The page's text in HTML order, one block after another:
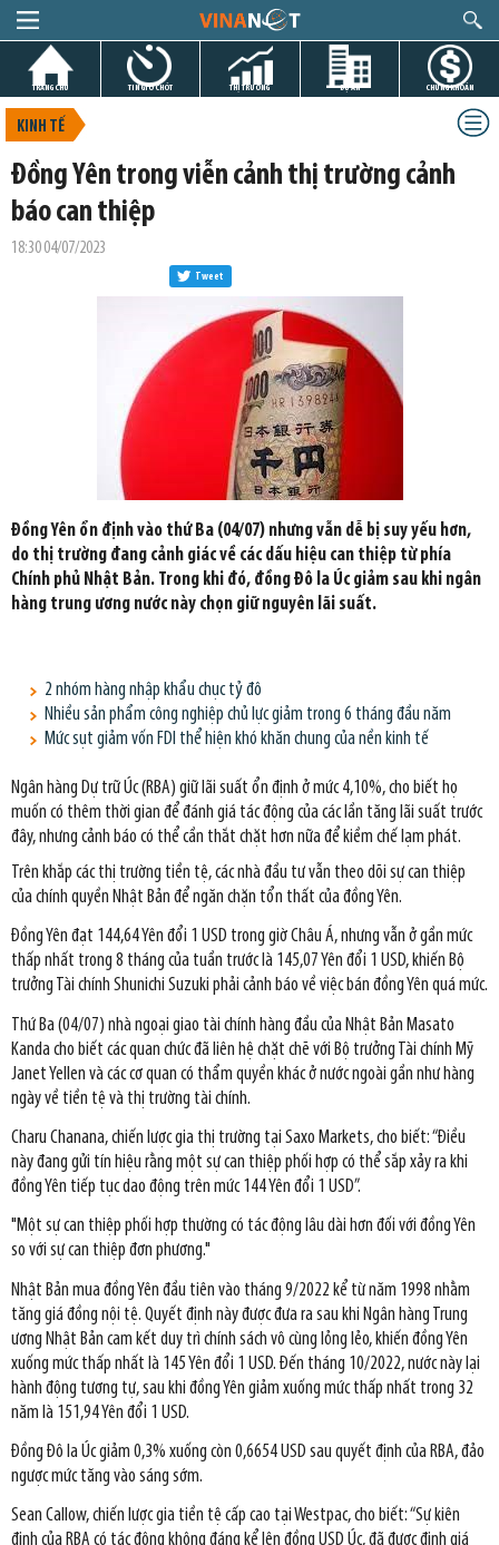
TRANG CHỦ TIN GIỜ CHÓT THỊ TRƯỜNG DỰ ÁN CHỨNG KHOÁN
KINH TẾ
Đồng Yên trong viễn cảnh thị trường cảnh
báo can thiệp
18:30 04/07/2023
Tweet
Đồng Yên ổn định vào thứ Ba (04/07) nhưng vẫn dễ bị suy yếu hơn,
do thị trường đang cảnh giác về các dấu hiệu can thiệp từ phía
Chính phủ Nhật Bản. Trong khi đó, đồng Đô la Úc giảm sau khi ngân
hàng trung ương nước này chọn giữ nguyên lãi suất.
2 nhóm hàng nhập khẩu chục tỷ đô
Nhiều sản phẩm công nghiệp chủ lực giảm trong 6 tháng đầu năm
Mức sụt giảm vốn FDI thể hiện khó khăn chung của nền kinh tế
Ngân hàng Dự trữ Úc (RBA) giữ lãi suất ổn định ở mức 4,10%, cho biết họ
muốn có thêm thời gian để đánh giá tác động của các lần tăng lãi suất trước
đây, nhưng cảnh báo có thể cần thắt chặt hơn nữa để kiềm chế lạm phát.
Trên khắp các thị trường tiền tệ, các nhà đầu tư vẫn theo dõi sự can thiệp
của chính quyền Nhật Bản để ngăn chặn tổn thất của đồng Yên.
Đồng Yên đạt 144,64 Yên đổi 1 USD trong giờ Châu Á, nhưng vẫn ở gần mức
thấp nhất trong 8 tháng của tuần trước là 145,07 Yên đổi 1 USD, khiến Bộ
trưởng Tài chính Shunichi Suzuki phải cảnh báo về việc bán đồng Yên quá mức.
Thứ Ba (04/07) nhà ngoại giao tài chính hàng đầu của Nhật Bản Masato
Kanda cho biết các quan chức đã liên hệ chặt chẽ với Bộ trưởng Tài chính Mỹ
Janet Yellen và các cơ quan có thẩm quyền khác ở nước ngoài gần như hàng
ngày về tiền tệ và thị trường tài chính.
Charu Chanana, chiến lược gia thị trường tại Saxo Markets, cho biết: “Điều
này đang gửi tín hiệu rằng một sự can thiệp phối hợp có thể sắp xảy ra khi
đồng Yên tiếp tục dao động trên mức 144 Yên đổi 1 USD”.
"Một sự can thiệp phối hợp thường có tác động lâu dài hơn đối với đồng Yên
so với sự can thiệp đơn phương."
Nhật Bản mua đồng Yên đầu tiên vào tháng 9/2022 kể từ năm 1998 nhằm
tăng giá đồng nội tệ. Quyết định này được đưa ra sau khi Ngân hàng Trung
ương Nhật Bản cam kết duy trì chính sách vô cùng lỏng lẻo, khiến đồng Yên
xuống mức thấp nhất là 145 Yên đổi 1 USD. Đến tháng 10/2022, nước này lại
hành động tương tự, sau khi đồng Yên giảm xuống mức thấp nhất trong 32
năm là 151,94 Yên đổi 1 USD.
Đồng Đô la Úc giảm 0,3% xuống còn 0,6654 USD sau quyết định của RBA, đảo
ngược mức tăng vào sáng sớm.
Sean Callow, chiến lược gia tiền tệ cấp cao tại Westpac, cho biết: “Sự kiên
định của RBA có tác động không đáng kể lên đồng USD Úc, đã được định giá